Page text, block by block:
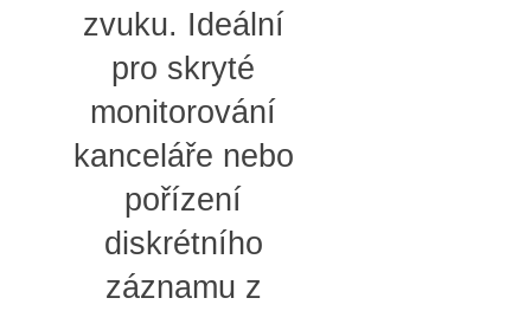
zvuku. Ideální
pro skryté
monitorování
kanceláře nebo
pořízení
diskrétního
záznamu z